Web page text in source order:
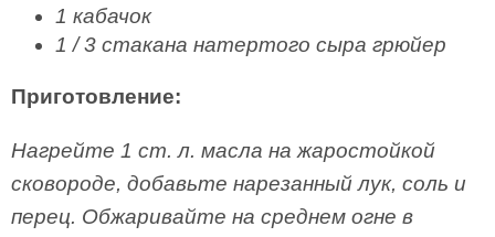
1 кабачок
1 / 3 стакана натертого сыра грюйер
Приготовление:
Нагрейте 1 ст. л. масла на жаростойкой
сковороде, добавьте нарезанный лук, соль и
перец. Обжаривайте на среднем огне в